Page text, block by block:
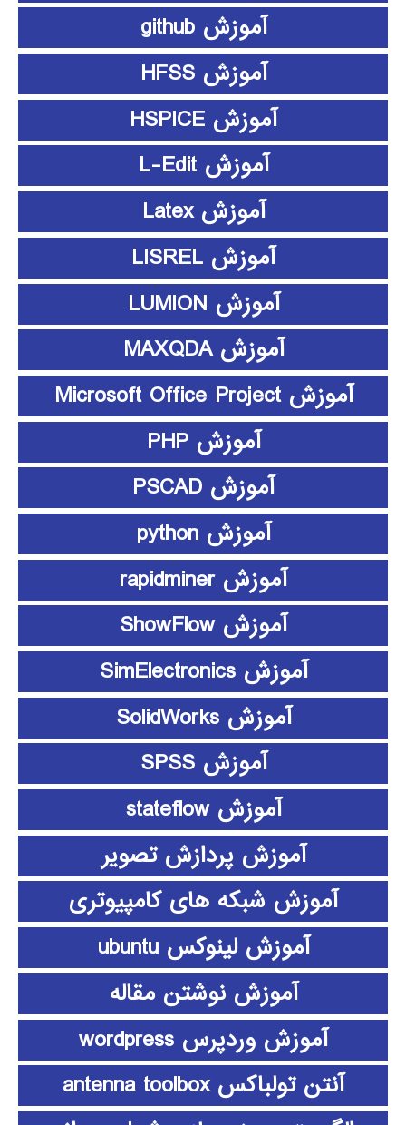
آموزش github
آموزش HFSS
آموزش HSPICE
آموزش L-Edit
آموزش Latex
آموزش LISREL
آموزش LUMION
آموزش MAXQDA
آموزش Microsoft Office Project
آموزش PHP
آموزش PSCAD
آموزش python
آموزش rapidminer
آموزش ShowFlow
آموزش SimElectronics
آموزش SolidWorks
آموزش SPSS
آموزش stateflow
آموزش پردازش تصویر
آموزش شبکه های کامپیوتری
آموزش لینوکس ubuntu
آموزش نوشتن مقاله
آموزش وردپرس wordpress
آنتن تولباکس antenna toolbox